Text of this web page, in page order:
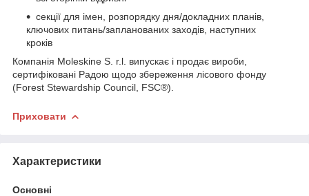
секції для імен, розпорядку дня/докладних планів,
ключових питань/запланованих заходів, наступних
кроків
Компанія Moleskine S. r.l. випускає і продає вироби,
сертифіковані Радою щодо збереження лісового фонду
(Forest Stewardship Council, FSC®).
Приховати
Характеристики
Основні